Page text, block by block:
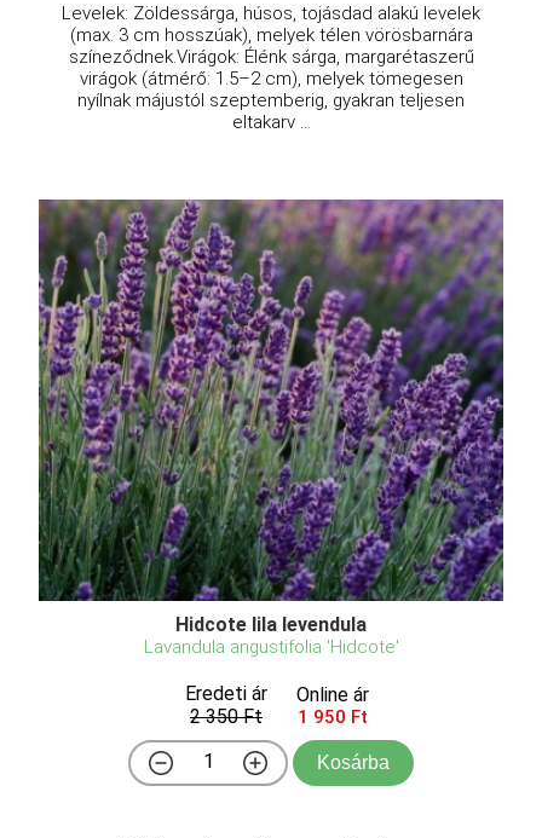
Levelek: Zöldessárga, húsos, tojásdad alakú levelek
(max. 3 cm hosszúak), melyek télen vörösbarnára
színeződnek.Virágok: Élénk sárga, margarétaszerű
virágok (átmérő: 1.5–2 cm), melyek tömegesen
nyílnak májustól szeptemberig, gyakran teljesen
eltakarv ...
Hidcote lila levendula
Lavandula angustifolia 'Hidcote'
Eredeti ár
2 350 Ft
Online ár
1 950 Ft
Kosárba